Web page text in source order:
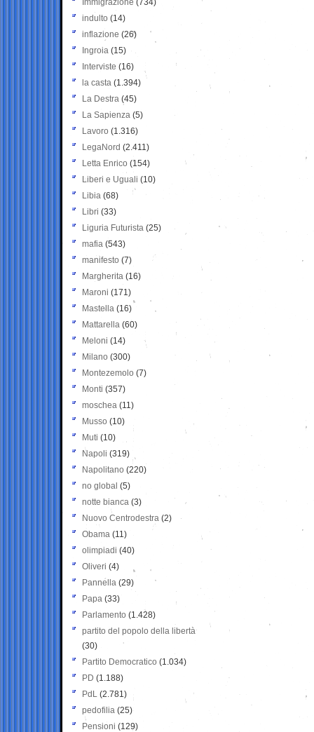
Immigrazione (734)
indulto (14)
inflazione (26)
Ingroia (15)
Interviste (16)
la casta (1.394)
La Destra (45)
La Sapienza (5)
Lavoro (1.316)
LegaNord (2.411)
Letta Enrico (154)
Liberi e Uguali (10)
Libia (68)
Libri (33)
Liguria Futurista (25)
mafia (543)
manifesto (7)
Margherita (16)
Maroni (171)
Mastella (16)
Mattarella (60)
Meloni (14)
Milano (300)
Montezemolo (7)
Monti (357)
moschea (11)
Musso (10)
Muti (10)
Napoli (319)
Napolitano (220)
no global (5)
notte bianca (3)
Nuovo Centrodestra (2)
Obama (11)
olimpiadi (40)
Oliveri (4)
Pannella (29)
Papa (33)
Parlamento (1.428)
partito del popolo della libertà
(30)
Partito Democratico (1.034)
PD (1.188)
PdL (2.781)
pedofilia (25)
Pensioni (129)